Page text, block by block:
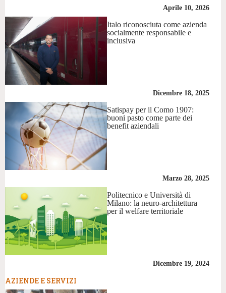
Aprile 10, 2026
Italo riconosciuta come azienda
socialmente responsabile e
inclusiva
Dicembre 18, 2025
Satispay per il Como 1907:
buoni pasto come parte dei
benefit aziendali
Marzo 28, 2025
Politecnico e Università di
Milano: la neuro-architettura
per il welfare territoriale
Dicembre 19, 2024
AZIENDE E SERVIZI